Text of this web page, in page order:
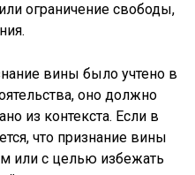
ограничение свободы,
вины было учтено в
оно должно
из контекста. Если в
что признание вины
или с целью избежать